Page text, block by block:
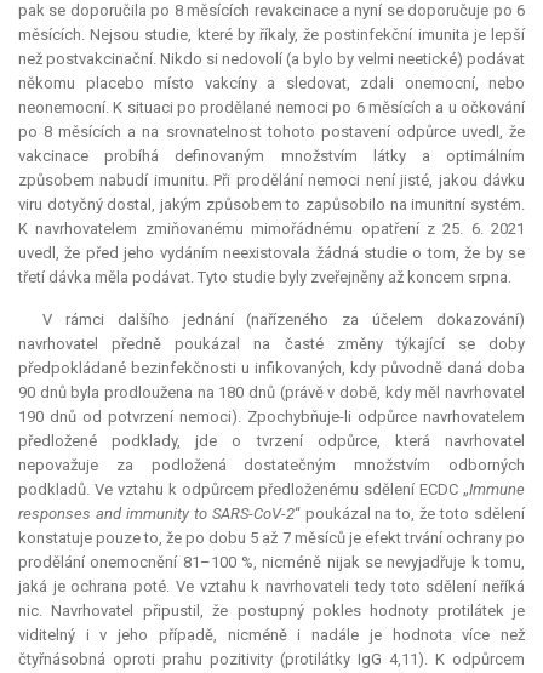
pak se doporučila po 8 měsících revakcinace a nyní se doporučuje po 6
měsících. Nejsou studie, které by říkaly, že postinfekční imunita je lepší
než postvakcinační. Nikdo si nedovolí (a bylo by velmi neetické) podávat
někomu placebo místo vakcíny a sledovat, zdali onemocní, nebo
neonemocní. K situaci po prodělané nemoci po 6 měsících a u očkování
po 8 měsících a na srovnatelnost tohoto postavení odpůrce uvedl, že
vakcinace probíhá definovaným množstvím látky a optimálním
způsobem nabudí imunitu. Při prodělání nemoci není jisté, jakou dávku
viru dotyčný dostal, jakým způsobem to zapůsobilo na imunitní systém.
K navrhovatelem zmiňovanému mimořádnému opatření z 25. 6. 2021
uvedl, že před jeho vydáním neexistovala žádná studie o tom, že by se
třetí dávka měla podávat. Tyto studie byly zveřejněny až koncem srpna.
V rámci dalšího jednání (nařízeného za účelem dokazování)
navrhovatel předně poukázal na časté změny týkající se doby
předpokládané bezinfekčnosti u infikovaných, kdy původně daná doba
90 dnů byla prodloužena na 180 dnů (právě v době, kdy měl navrhovatel
190 dnů od potvrzení nemoci). Zpochybňuje-li odpůrce navrhovatelem
předložené podklady, jde o tvrzení odpůrce, která navrhovatel
nepovažuje za podložená dostatečným množstvím odborných
podkladů. Ve vztahu k odpůrcem předloženému sdělení ECDC „Immune
responses and immunity to SARS-CoV-2“ poukázal na to, že toto sdělení
konstatuje pouze to, že po dobu 5 až 7 měsíců je efekt trvání ochrany po
prodělání onemocnění 81–100 %, nicméně nijak se nevyjadřuje k tomu,
jaká je ochrana poté. Ve vztahu k navrhovateli tedy toto sdělení neříká
nic. Navrhovatel připustil, že postupný pokles hodnoty protilátek je
viditelný i v jeho případě, nicméně i nadále je hodnota více než
čtyřnásobná oproti prahu pozitivity (protilátky IgG 4,11). K odpůrcem